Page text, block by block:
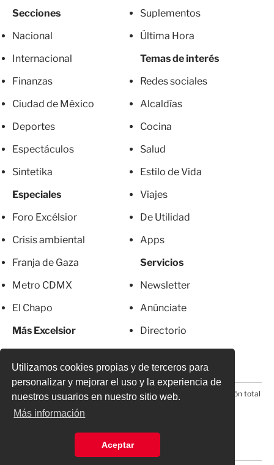
Utilizamos cookies propias y de terceros para
personalizar y mejorar el uso y la experiencia de
nuestros usuarios en nuestro sitio web.
Más información
Aceptar
Secciones
Nacional
Internacional
Finanzas
Ciudad de México
Deportes
Espectáculos
Sintetika
Especiales
Foro Excélsior
Crisis ambiental
Franja de Gaza
Metro CDMX
El Chapo
Más Excelsior
Suplementos
Última Hora
Temas de interés
Redes sociales
Alcaldías
Cocina
Salud
Estilo de Vida
Viajes
De Utilidad
Apps
Servicios
Newsletter
Anúnciate
Directorio
© 2026 Todos los derechos reservados. Prohibida la reproducción total
o parcial, incluyendo cualquier medio electrónico*